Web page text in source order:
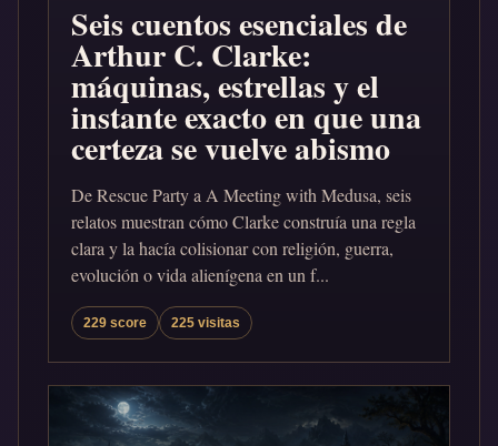
Seis cuentos esenciales de
Arthur C. Clarke:
máquinas, estrellas y el
instante exacto en que una
certeza se vuelve abismo
De Rescue Party a A Meeting with Medusa, seis
relatos muestran cómo Clarke construía una regla
clara y la hacía colisionar con religión, guerra,
evolución o vida alienígena en un f...
229 score 225 visitas